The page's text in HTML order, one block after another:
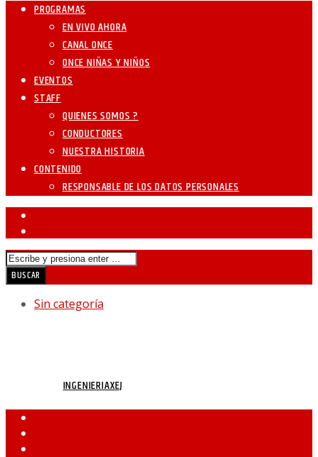
PROGRAMAS
EN VIVO AHORA
CANAL ONCE
ONCE NIÑAS Y NIÑOS
EVENTOS
STAFF
QUIENES SOMOS ?
CONDUCTORES
NUESTRA HISTORIA
CONTENIDO
RESPONSABLE DE LOS DATOS PERSONALES
Sin categoría
ESCRITO PORINGENIERIAXEJ